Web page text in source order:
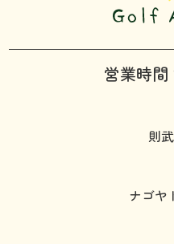
営業時間
則
ナゴヤ